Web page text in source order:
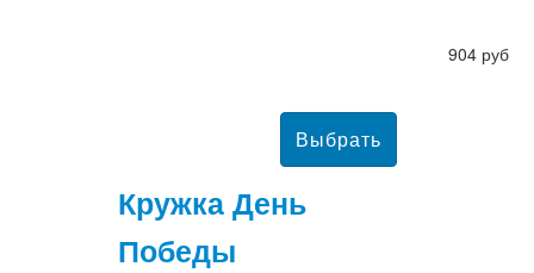
904 руб
Кружка День
Победы